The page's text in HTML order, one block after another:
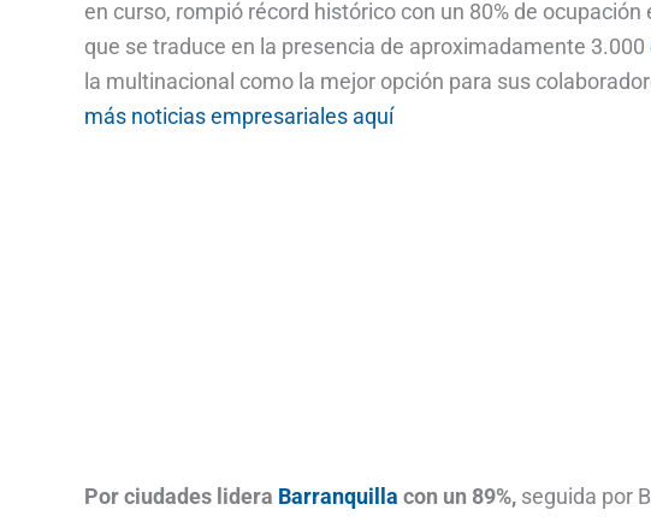
en curso, rompió récord histórico con un 80% de
que se traduce en la presencia de aproximadamente 3.000
la multinacional como la mejor opción para sus
más noticias empresariales aquí
Por ciudades lidera Barranquilla con un 89%, seguida por